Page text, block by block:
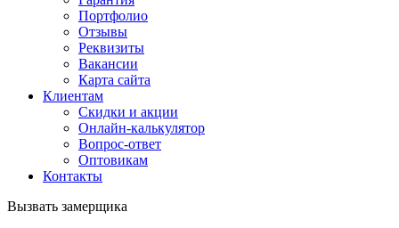
Портфолио
Отзывы
Реквизиты
Вакансии
Карта сайта
Клиентам
Скидки и акции
Онлайн-калькулятор
Вопрос-ответ
Оптовикам
Контакты
Вызвать замерщика